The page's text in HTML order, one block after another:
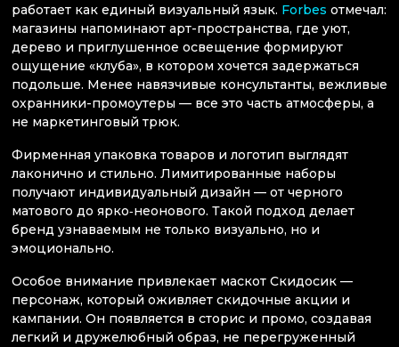
работает как единый визуальный язык. Forbes отмечал:
магазины напоминают арт-пространства, где уют,
дерево и приглушенное освещение формируют
ощущение «клуба», в котором хочется задержаться
подольше. Менее навязчивые консультанты, вежливые
охранники-промоутеры — все это часть атмосферы, а
не маркетинговый трюк.
Фирменная упаковка товаров и логотип выглядят
лаконично и стильно. Лимитированные наборы
получают индивидуальный дизайн — от черного
матового до ярко‑неонового. Такой подход делает
бренд узнаваемым не только визуально, но и
эмоционально.
Особое внимание привлекает маскот Скидосик —
персонаж, который оживляет скидочные акции и
кампании. Он появляется в сторис и промо, создавая
легкий и дружелюбный образ, не перегруженный